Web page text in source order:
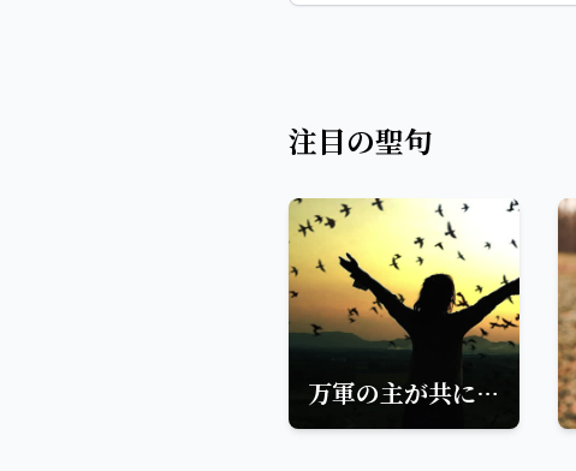
注目の聖句
万軍の主が共にいます：ダビデの勇気と信仰